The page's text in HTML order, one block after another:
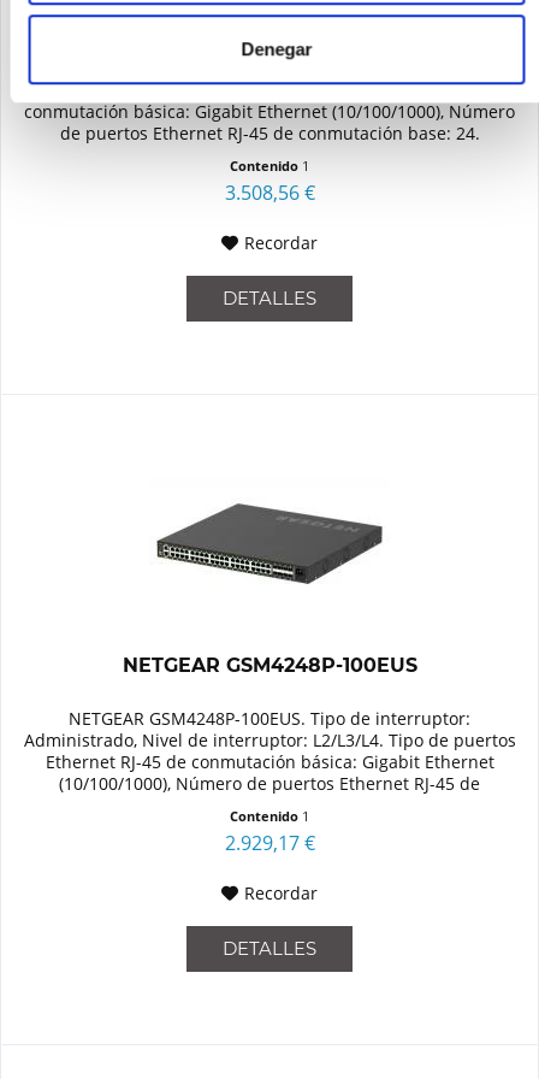
Denegar
NETGEAR GSM4230UP-100EUS
NETGEAR GSM4230UP. Tipo de interruptor: Administrado,
Nivel de interruptor: L2/L3. Tipo de puertos Ethernet RJ-45 de
conmutación básica: Gigabit Ethernet (10/100/1000), Número
de puertos Ethernet RJ-45 de conmutación base: 24.
Contenido 1
3.508,56 €
Recordar
DETALLES
NETGEAR GSM4248P-100EUS
NETGEAR GSM4248P-100EUS. Tipo de interruptor:
Administrado, Nivel de interruptor: L2/L3/L4. Tipo de puertos
Ethernet RJ-45 de conmutación básica: Gigabit Ethernet
(10/100/1000), Número de puertos Ethernet RJ-45 de
Contenido 1
2.929,17 €
Recordar
DETALLES